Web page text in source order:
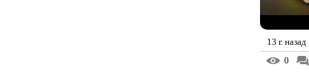
13 г. назад
0